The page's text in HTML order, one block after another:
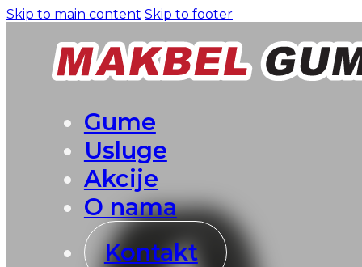
Skip to main content Skip to footer
Gume
Usluge
Akcije
O nama
Kontakt